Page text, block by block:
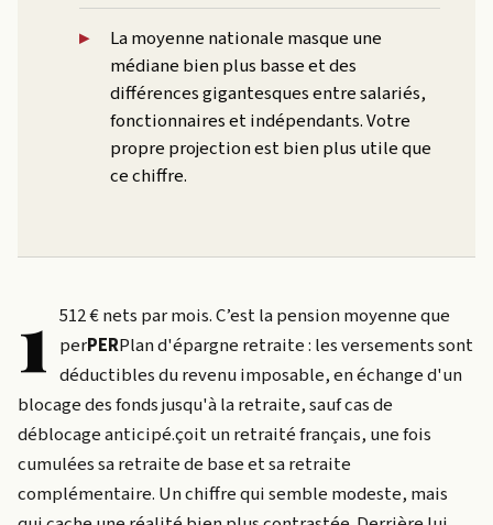
La moyenne nationale masque une
médiane bien plus basse et des
différences gigantesques entre salariés,
fonctionnaires et indépendants. Votre
propre projection est bien plus utile que
ce chiffre.
1 512 € nets par mois. C’est la pension moyenne que
perPERPlan d'épargne retraite : les versements sont
déductibles du revenu imposable, en échange d'un
blocage des fonds jusqu'à la retraite, sauf cas de
déblocage anticipé.çoit un retraité français, une fois
cumulées sa retraite de base et sa retraite
complémentaire. Un chiffre qui semble modeste, mais